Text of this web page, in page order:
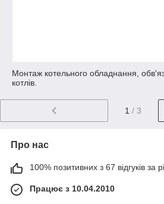
Монтаж котельного обладнання,
котлів.
1 / 3
Про нас
100% позитивних з 67 відгуків за
Працює з 10.04.2010